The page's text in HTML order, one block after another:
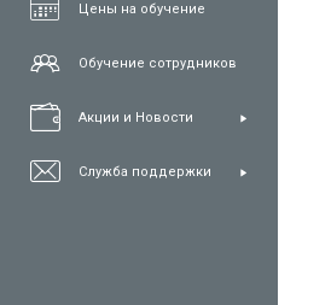
Цены на обучение
Обучение сотрудников
Акции и Новости
Служба поддержки